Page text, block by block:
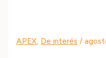
APEX, De interés /